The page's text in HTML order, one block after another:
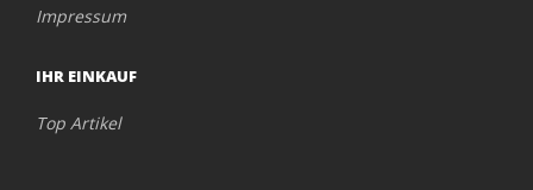
Impressum
IHR EINKAUF
Top Artikel